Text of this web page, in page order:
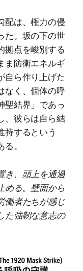
配は、権力の侵
た。坂の下の世
拠点を峻別する
ま防衛エネルギ
自ら作り上げた
なく、個体の呼
聖結界」であっ
、彼らは自ら結
持するという
。
き、頭上を通過
める。壁面から
働者たちが感じ
た強靭な意志の